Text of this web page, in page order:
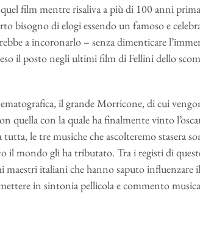
film mentre risaliva a più di 100 anni
bisogno di elogi essendo un famoso e
a incoronarlo – senza dimenticare
il posto negli ultimi film di Fellini dello
il grande Morricone, di cui
quella con la quale ha finalmente vinto
le tre musiche che ascolteremo stasera
il mondo gli ha tributato. Tra i registi di
maestri italiani che hanno saputo influenzare
in sintonia pellicola e commento